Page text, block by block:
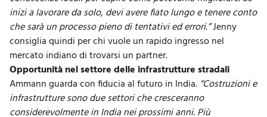
inizi a lavorare da solo, devi avere fiato lungo e tenere conto
che sarà un processo pieno di tentativi ed errori.”Jenny
consiglia quindi per chi vuole un rapido ingresso nel
mercato indiano di trovarsi un partner.
Opportunità nel settore delle infrastrutture stradali
Ammann guarda con fiducia al futuro in India. “Costruzioni e
infrastrutturesono due settori che cresceranno
considerevolmente in India nei prossimi anni. Più